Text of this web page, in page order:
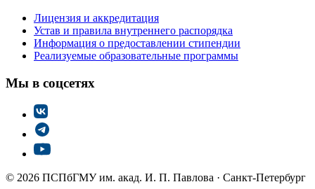
Лицензия и аккредитация
Устав и правила внутреннего распорядка
Информация о предоставлении стипендии
Реализуемые образовательные программы
Мы в соцсетях
© 2026 ПСПбГМУ им. акад. И. П. Павлова · Санкт-Петербург